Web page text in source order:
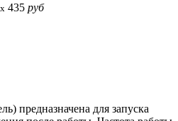
x 435 руб
предназначена для запуска